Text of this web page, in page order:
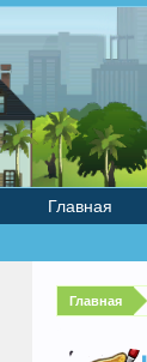
Главная
Главная